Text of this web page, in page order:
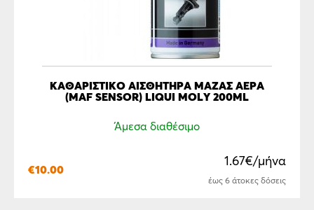
ΚΑΘΑΡΙΣΤΙΚO ΑΙΣΘΗΤΗΡΑ ΜΑΖΑΣ ΑΕΡΑ
(MAF SENSOR) LIQUI MOLY 200ML
Άμεσα διαθέσιμο
€10.00
1.67€/μήνα
έως 6 άτοκες δόσεις